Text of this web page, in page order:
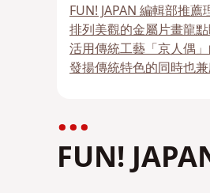
FUN! JAPAN 編輯部推薦
排列美觀的金屬片畫龍
活用傳統工藝「京人偶
發揚傳統特色的同時也
FUN!